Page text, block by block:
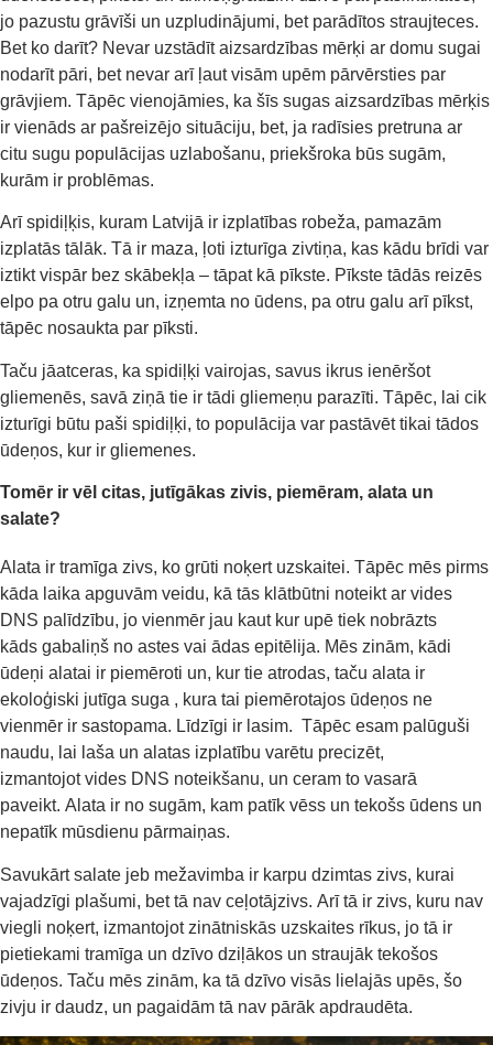
jo pazustu grāvīši un uzpludinājumi, bet parādītos straujteces.
Bet ko darīt? Nevar uzstādīt aizsardzības mērķi ar domu sugai
nodarīt pāri, bet nevar arī ļaut visām upēm pārvērsties par
grāvjiem. Tāpēc vienojāmies, ka šīs sugas aizsardzības mērķis
ir vienāds ar pašreizējo situāciju, bet, ja radīsies pretruna ar
citu sugu populācijas uzlabošanu, priekšroka būs sugām,
kurām ir problēmas.
Arī spidiļķis, kuram Latvijā ir izplatības robeža, pamazām
izplatās tālāk. Tā ir maza, ļoti izturīga zivtiņa, kas kādu brīdi var
iztikt vispār bez skābekļa – tāpat kā pīkste. Pīkste tādās reizēs
elpo pa otru galu un, izņemta no ūdens, pa otru galu arī pīkst,
tāpēc nosaukta par pīksti.
Taču jāatceras, ka spidiļķi vairojas, savus ikrus ienēršot
gliemenēs, savā ziņā tie ir tādi gliemeņu parazīti. Tāpēc, lai cik
izturīgi būtu paši spidiļķi, to populācija var pastāvēt tikai tādos
ūdeņos, kur ir gliemenes.
Tomēr ir vēl citas, jutīgākas zivis, piemēram, a lata un
salate?
Alata ir tramīga zivs, ko grūti noķert uzskaitei. Tāpēc mēs pirms
kāda laika apguvām veidu, kā tās klātbūtni noteikt ar vides
DNS palīdzību, jo vienmēr jau kaut kur upē tiek nobrāzts
kāds gabaliņš no astes vai ādas epitēlija. Mēs zinām, kādi
ūdeņi alatai ir piemēroti un, kur tie atrodas, taču alata ir
ekoloģiski jutīga suga , kura tai piemērotajos ūdeņos ne
vienmēr ir sastopama. Līdzīgi ir lasim. Tāpēc esam palūguši
naudu, lai laša un alatas izplatību varētu precizēt,
izmantojot vides DNS noteikšanu, un ceram to vasarā
paveikt. Alata ir no sugām, kam patīk vēss un tekošs ūdens un
nepatīk mūsdienu pārmaiņas.
Savukārt salate jeb mežavimba ir karpu dzimtas zivs, kurai
vajadzīgi plašumi, bet tā nav ceļotājzivs. Arī tā ir zivs, kuru nav
viegli noķert, izmantojot zinātniskās uzskaites rīkus, jo tā ir
pietiekami tramīga un dzīvo dziļākos un straujāk tekošos
ūdeņos. Taču mēs zinām, ka tā dzīvo visās lielajās upēs, šo
zivju ir daudz, un pagaidām tā nav pārāk apdraudēta.